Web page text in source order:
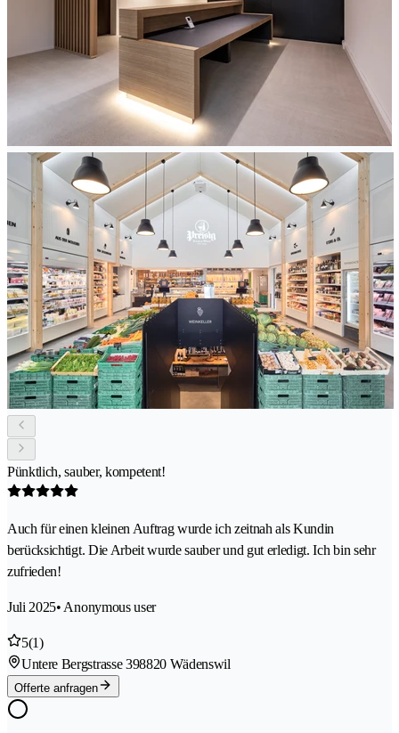
Pünktlich, sauber, kompetent!
Auch für einen kleinen Auftrag wurde ich zeitnah als Kundin
berücksichtigt. Die Arbeit wurde sauber und gut erledigt. Ich bin sehr
zufrieden!
Juli 2025• Anonymous user
5(1)
Untere Bergstrasse 398820 Wädenswil
Offerte anfragen